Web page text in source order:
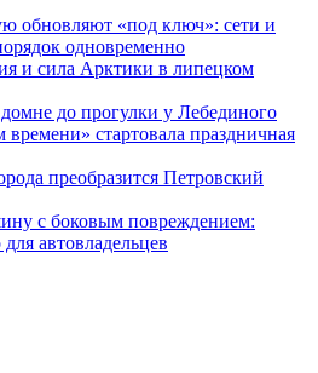
обновляют «под ключ»: сети и
одновременно
и сила Арктики в липецком
до прогулки у Лебединого
стартовала праздничная
преобразится Петровский
с боковым повреждением:
автовладельцев